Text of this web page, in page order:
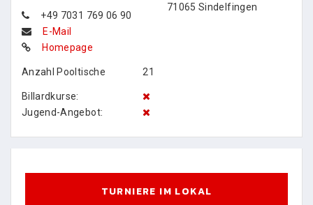
+49 7031 769 06 90
E-Mail
Homepage
Anzahl Pooltische 21
Billardkurse:
Jugend-Angebot:
71065 Sindelfingen
TURNIERE IM LOKAL